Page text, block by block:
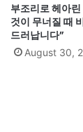
부조리로 헤아린
것이 무너질 때
드러납니다”
August 30,